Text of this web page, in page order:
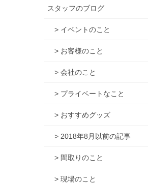
スタッフのブログ
> イベントのこと
> お客様のこと
> 会社のこと
> プライベートなこと
> おすすめグッズ
> 2018年8月以前の記事
> 間取りのこと
> 現場のこと